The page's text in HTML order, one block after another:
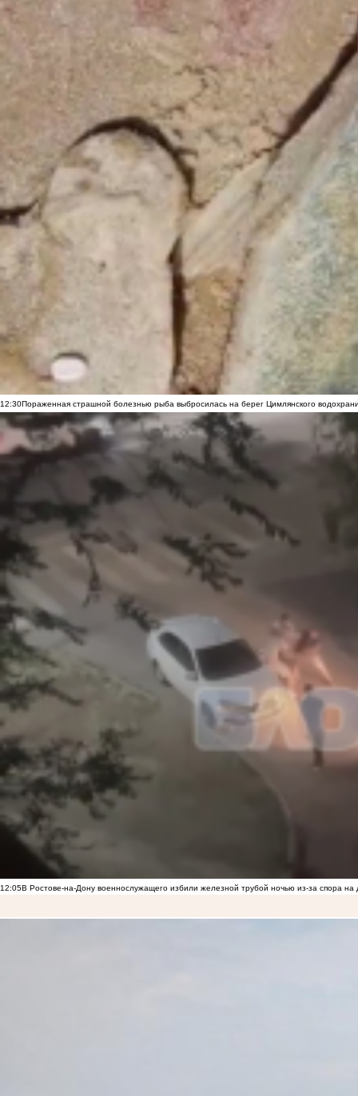
12:30Пораженная страшной болезнью рыба выбросилась на берег Цимлянского
12:05В Ростове-на-Дону военнослужащего избили железной трубой ночью из-за спора на